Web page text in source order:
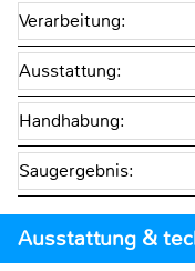
Verarbeitung:
Ausstattung:
Handhabung:
Saugergebnis:
Ausstattung &